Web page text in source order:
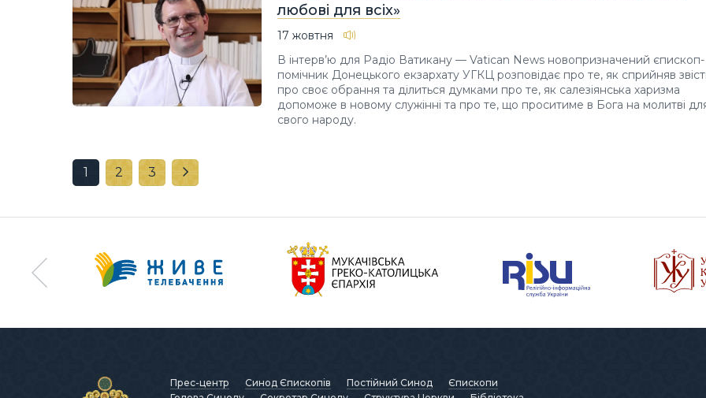
любові для всіх»
17 жовтня
В інтерв’ю для Радіо Ватикану — Vatican News новопризначений єпископ-
помічник Донецького екзархату УГКЦ розповідає про те, як сприйняв
про своє обрання та ділиться думками про те, як салезіянська харизма
допоможе в новому служінні та про те, що проситиме в Бога на молитві
свого народу.
1 2 3
Прес-центр Синод Єпископів Постійний Синод
Єпископи